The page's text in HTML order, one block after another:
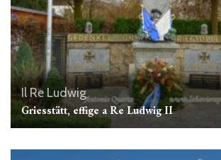
Il Re Ludwig
Griesstätt, effige a Re Ludwig II